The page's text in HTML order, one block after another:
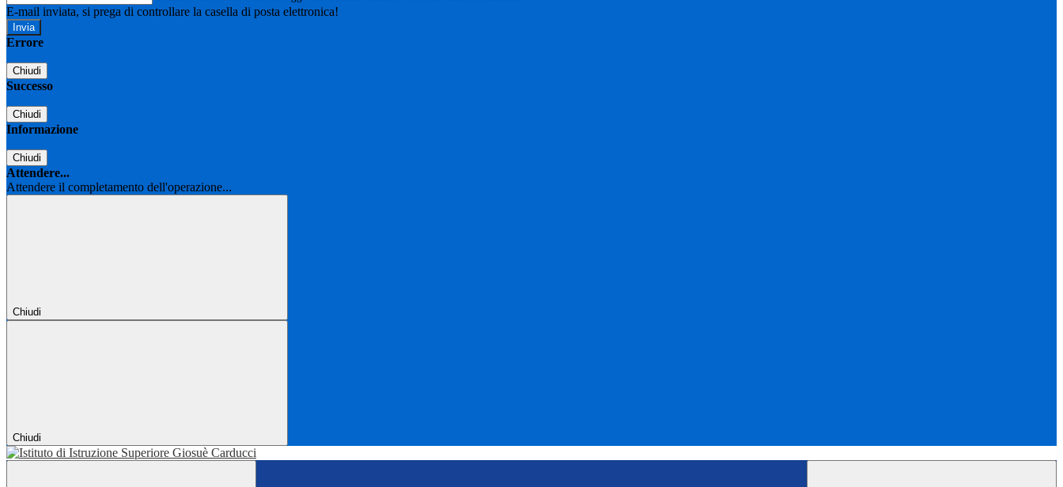
E-mail inviata, si prega di controllare la casella di posta elettronica!
Errore
Chiudi
Successo
Chiudi
Informazione
Chiudi
Attendere...
Attendere il completamento dell'operazione...
Chiudi
Chiudi